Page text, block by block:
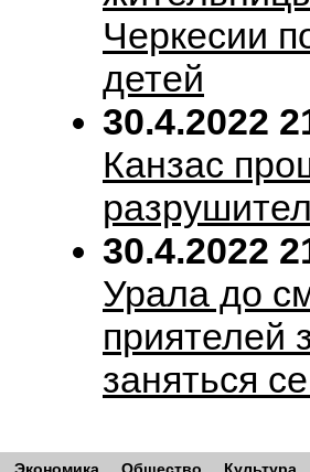
Черкесии
детей
30.4.2022
Канзас
30.4.2022
Урала до
приятелей
заняться